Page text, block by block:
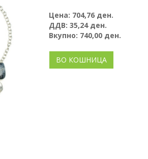
Цена: 704,76 ден.
ДДВ: 35,24 ден.
Вкупно: 740,00 ден.